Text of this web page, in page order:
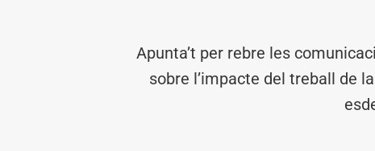
Apunta’t per rebre les
sobre l’impacte del treball de